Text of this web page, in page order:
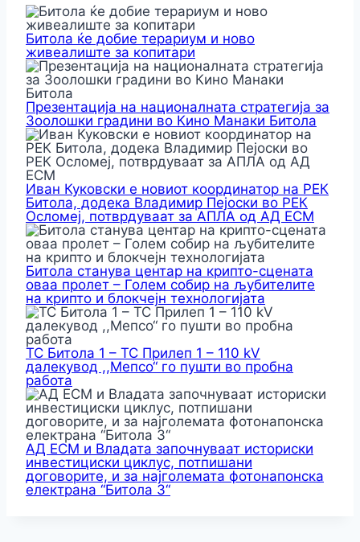
Битола ќе добие терариум и ново
живеалиште за копитари
Презентација на националната стратегија за
Зоолошки градини во Кино Манаки Битола
Иван Куковски е новиот координатор на РЕК
Битола, додека Владимир Пејоски во РЕК
Осломеј, потврдуваат за АПЛА од АД ЕСМ
Битола станува центар на крипто-сцената
оваа пролет – Голем собир на љубителите
на крипто и блокчејн технологијата
ТС Битола 1 – ТС Прилеп 1 – 110 kV
далекувод ,,Мепсо“ го пушти во пробна
работа
АД ЕСМ и Владата започнуваат историски
инвестициски циклус, потпишани
договорите, и за најголемата фотонапонска
електрана “Битола 3“